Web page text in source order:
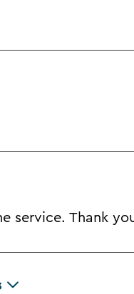
service. Thank